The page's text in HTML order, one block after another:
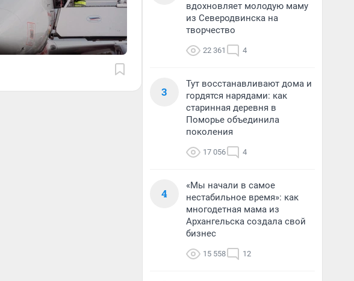
вдохновляет молодую маму
из Северодвинска на
творчество
22 361 4
3
Тут восстанавливают дома и
гордятся нарядами: как
старинная деревня в
Поморье объединила
поколения
17 056 4
4
«Мы начали в самое
нестабильное время»: как
многодетная мама из
Архангельска создала свой
бизнес
15 558 12